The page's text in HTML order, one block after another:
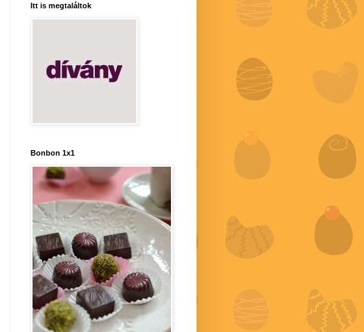
Itt is megtaláltok
Bonbon 1x1